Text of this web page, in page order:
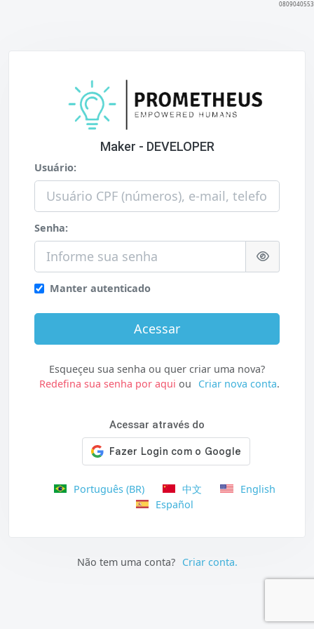
0809040553
Maker - DEVELOPER
Usuário:
Senha:
Manter autenticado
Acessar
Esqueçeu sua senha ou quer criar uma nova?
Redefina sua senha por aqui ou Criar nova conta.
Acessar através do
Português (BR) 中文
English
Español
Não tem uma conta? Criar conta.